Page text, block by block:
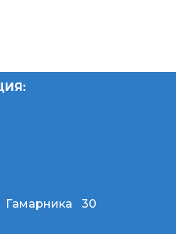
Гамарника 30